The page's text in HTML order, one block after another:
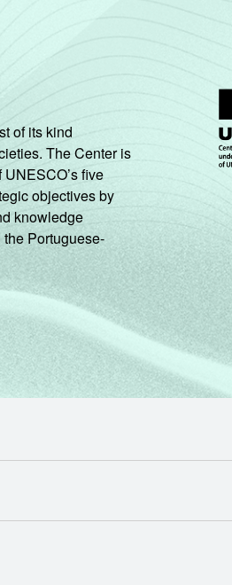
of its kind
The Center is
five
objectives by
knowledge
Portuguese-
ABA)ABA)
NOVA ABA)
NOVA ABA)
EM NOVA ABA)
(ABRE EM NOVA ABA)
NIC.BR (ABRE EM NOVA ABA)
(ABRE EM NOVA ABA)